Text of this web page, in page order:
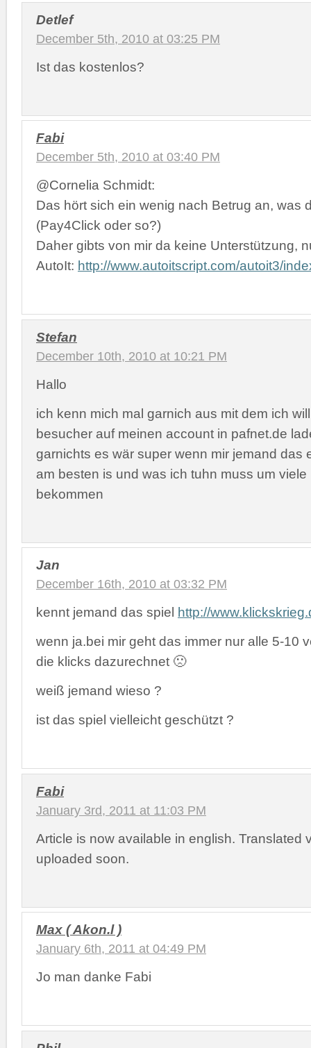
Detlef
December 5th, 2010 at 03:25 PM
Ist das kostenlos?
Fabi
December 5th, 2010 at 03:40 PM
@Cornelia Schmidt:
Das hört sich ein wenig nach Betrug an, was
(Pay4Click oder so?)
Daher gibts von mir da keine Unterstützung,
AutoIt: http://www.autoitscript.com/autoit3/
Stefan
December 10th, 2010 at 10:21 PM
Hallo
ich kenn mich mal garnich aus mit dem ich
besucher auf meinen account in pafnet.de
garnichts es wär super wenn mir jemand das
am besten is und was ich tuhn muss um
bekommen
Jan
December 16th, 2010 at 03:32 PM
kennt jemand das spiel http://
wenn ja.bei mir geht das immer nur alle 5-10
die klicks dazurechnet 🙁
weiß jemand wieso ?
ist das spiel vielleicht geschützt ?
Fabi
January 3rd, 2011 at 11:03 PM
Article is now available in english. Translated
uploaded soon.
Max ( Akon.l )
January 6th, 2011 at 04:49 PM
Jo man danke Fabi